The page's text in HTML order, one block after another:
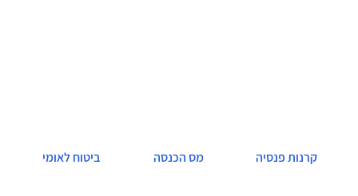
ביטוח לאומי מס הכנסה קרנות פנסיה